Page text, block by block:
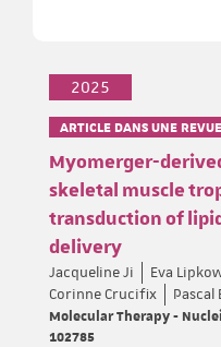
2025
ARTICLE DANS UNE REVUE
Myomerger-
skeletal muscle
transduction of
delivery
Jacqueline Ji Eva
Corinne Crucifix
Pascal
Molecular Therapy -
102785